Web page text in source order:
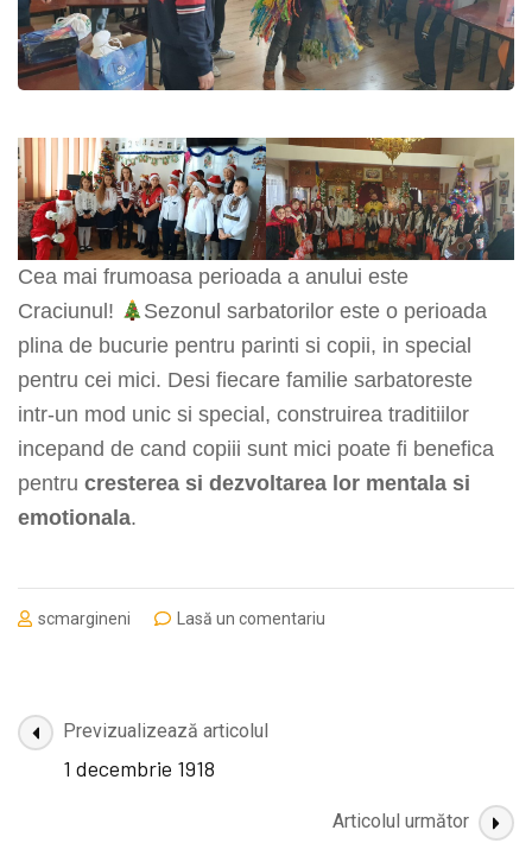
Cea mai frumoasa perioada a anului este
Craciunul!
Sezonul sarbatorilor este o perioada
plina de bucurie pentru parinti si copii, in special
pentru cei mici. Desi fiecare familie sarbatoreste
intr-un mod unic si special, construirea traditiilor
incepand de cand copiii sunt mici poate fi benefica
pentru cresterea si dezvoltarea lor mentala si
emotionala.
scmargineni Lasă un comentariu
Navigare
Previzualizează articolul
1 decembrie 1918
Articolul următor